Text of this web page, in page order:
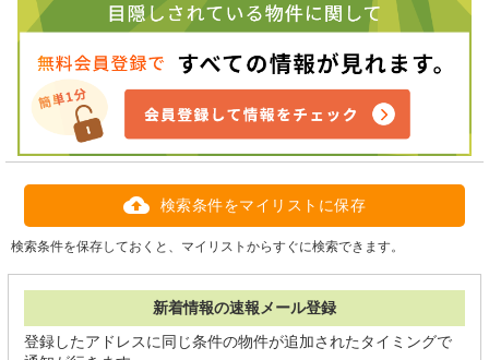
検索条件をマイリストに保存
検索条件を保存しておくと、マイリストからすぐに検索できます。
新着情報の速報メール登録
登録したアドレスに同じ条件の物件が追加されたタイミングで